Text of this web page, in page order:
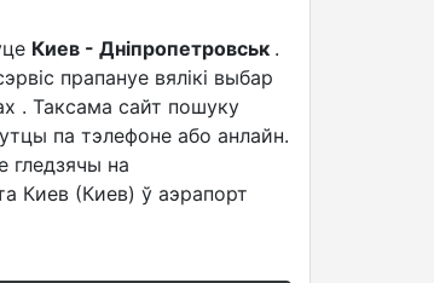
Киев - Дніпропетровськ .
прапануе вялікі выбар
. Таксама сайт пошуку
па тэлефоне або анлайн.
на
Киев (Киев) ў аэрапорт